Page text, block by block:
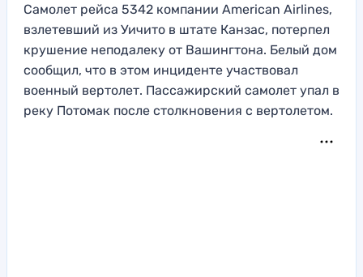
Самолет рейса 5342 компании American Airlines,
взлетевший из Уичито в штате Канзас, потерпел
крушение неподалеку от Вашингтона. Белый дом
сообщил, что в этом инциденте участвовал
военный вертолет. Пассажирский самолет упал в
реку Потомак после столкновения с вертолетом.